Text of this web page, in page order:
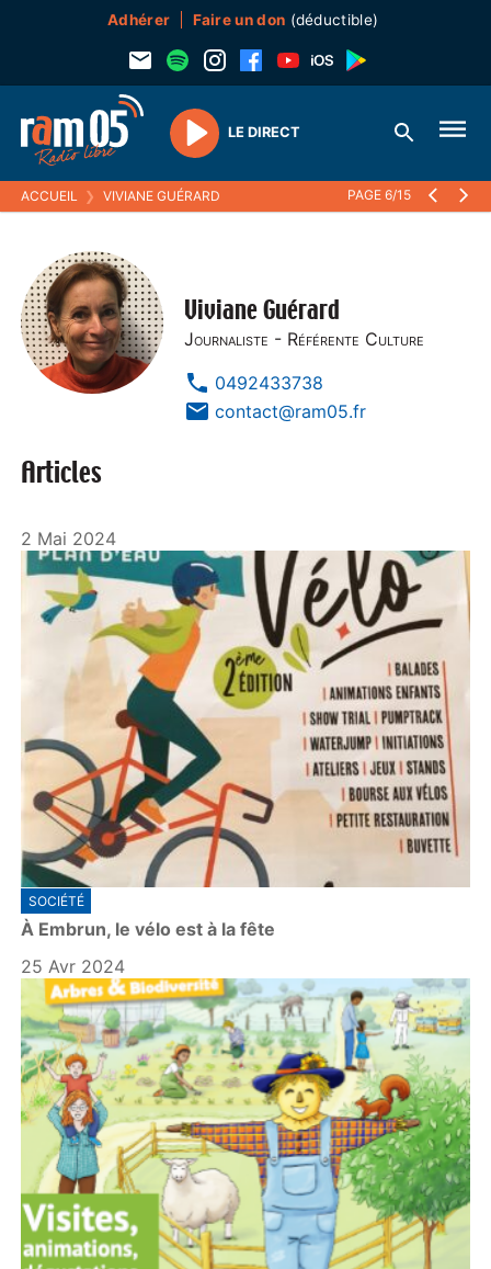
Adhérer Faire un don (déductible)
Play
LE DIRECT
ACCUEIL ❯ VIVIANE GUÉRARD PAGE 6/15
Viviane Guérard
Journaliste - Référente Culture
0492433738
contact@ram05.fr
Articles
2 Mai 2024
SOCIÉTÉ
À Embrun, le vélo est à la fête
25 Avr 2024